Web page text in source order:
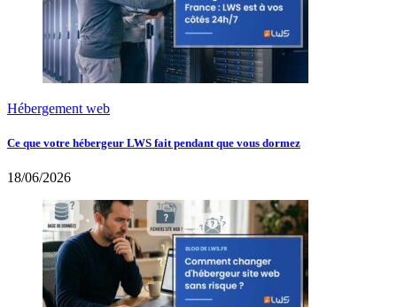
Hébergement web
Ce que votre hébergeur LWS fait pendant que vous dormez
18/06/2026